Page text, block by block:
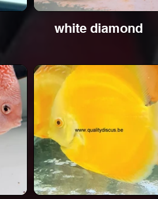
white diamond